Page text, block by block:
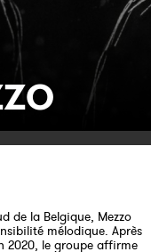
de la Belgique, Mezzo
mélodique. Après
2020, le groupe affirme